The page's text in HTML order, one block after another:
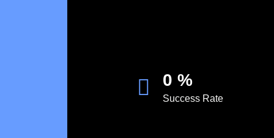
0 %
Success Rate